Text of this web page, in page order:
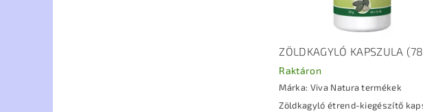
ZÖLDKAGYLÓ KAPSZULA
Raktáron
Márka: Viva Natura termékek
Zöldkagyló étrend-kiegészítő